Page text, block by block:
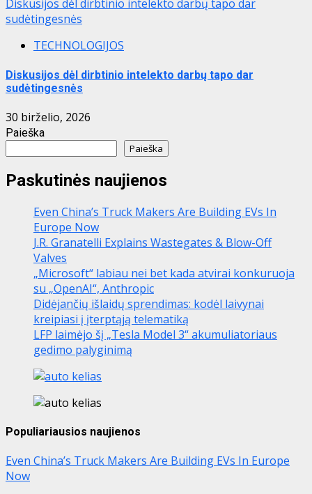
Diskusijos dėl dirbtinio intelekto darbų tapo dar
sudėtingesnės
TECHNOLOGIJOS
Diskusijos dėl dirbtinio intelekto darbų tapo dar
sudėtingesnės
30 birželio, 2026
Paieška
Paieška
Paskutinės naujienos
Even China’s Truck Makers Are Building EVs In
Europe Now
J.R. Granatelli Explains Wastegates & Blow-Off
Valves
„Microsoft“ labiau nei bet kada atvirai konkuruoja
su „OpenAI“, Anthropic
Didėjančių išlaidų sprendimas: kodėl laivynai
kreipiasi į įterptąją telematiką
LFP laimėjo šį „Tesla Model 3“ akumuliatoriaus
gedimo palyginimą
Populiariausios naujienos
Even China’s Truck Makers Are Building EVs In Europe
Now